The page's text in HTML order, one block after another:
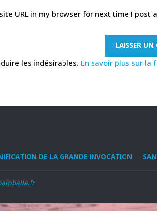
URL in my browser for next time I post
les indésirables. En savoir plus sur la
DE LA GRANDE INVOCATION